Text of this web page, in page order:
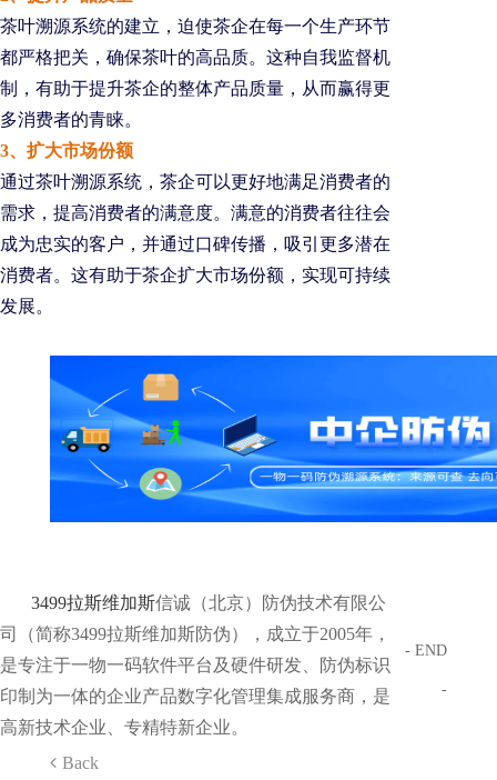
茶叶溯源系统的建立，迫使茶企在每一个生产环节
都严格把关，确保茶叶的高品质。这种自我监督机
制，有助于提升茶企的整体产品质量，从而赢得更
多消费者的青睐。
3、扩大市场份额
通过茶叶溯源系统，茶企可以更好地满足消费者的
需求，提高消费者的满意度。满意的消费者往往会
成为忠实的客户，并通过口碑传播，吸引更多潜在
消费者。这有助于茶企扩大市场份额，实现可持续
发展。
3499拉斯维加斯信诚（北京）防伪技术有限公
司（简称3499拉斯维加斯防伪），成立于2005年，
是专注于一物一码软件平台及硬件研发、防伪标识
印制为一体的企业产品数字化管理集成服务商，是
高新技术企业、专精特新企业。
Back
- END
-